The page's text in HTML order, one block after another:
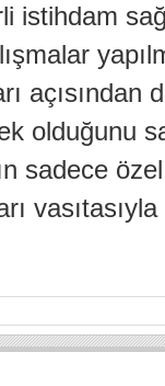
istihdam
açısından
olduğunu
sadece